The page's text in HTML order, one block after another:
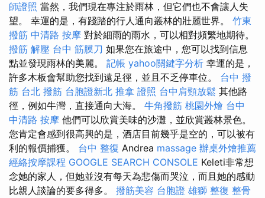
師證照 當然，我們現在專注於雨林，但它們也不會讓人失
望。 幸運的是，有踐踏的行人通向叢林的壯麗世界。 竹東
撥筋 中清路 按摩 對於細雨的雨水，可以相對頻繁地期待。
撥筋 解壓 台中 筋膜刀 如果您在旅途中，您可以找到信息
點並發現雨林的美麗。 記帳 yahoo關鍵字分析 幸運的是，
許多木板會幫助您找到遠足徑，並且不乏停車位。 台中 撥
筋 台北 撥筋 台胞證新北 推拿 證照 台中肩頸放鬆 其他路
徑，例如牛灣，直接通向大海。 牛角撥筋 桃園外燴 台中
中清路 按摩 他們可以欣賞美味的沙灘，並欣賞叢林景色。
您肯定會感到很高興的是，酒店目前幾乎是空的，可以被有
利的報價捕獲。 台中 整復 Andrea massage 辦桌外燴推薦
經絡按摩課程 GOOGLE SEARCH CONSOLE Keleti非常想
念她的家人，但她並沒有每天為悲傷而哭泣，而且她的感動
比親人談論的要多得多。 撥筋美容 台胞證 雄獅 整復 整骨